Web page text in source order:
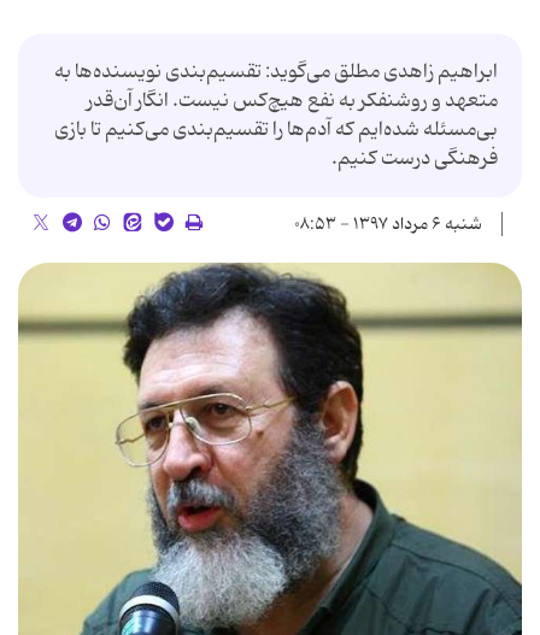
ابراهیم‌ زاهدی‌ مطلق می‌گوید: تقسیم‌بندی نویسنده‌ها به
متعهد و روشنفکر به نفع هیچ‌کس نیست. انگار آن‌قدر
بی‌مسئله شده‌ایم که آدم‌ها را تقسیم‌بندی می‌کنیم تا بازی
فرهنگی درست کنیم.
شنبه ۶ مرداد ۱۳۹۷ - ۰۸:۵۳